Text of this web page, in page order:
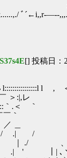
[] 投稿日：
l ,
:|,レ ／
｀.＜
￣￣
＿
､ ＼
ト ＼
| ､ヽ ﾊ ＼